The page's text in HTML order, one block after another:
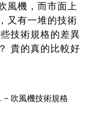
風機，而市面上
又有一堆的技術
技術規格的差異
貴的真的比較好